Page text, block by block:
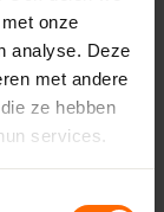
onze
analyse. Deze
met andere
ze hebben
services.